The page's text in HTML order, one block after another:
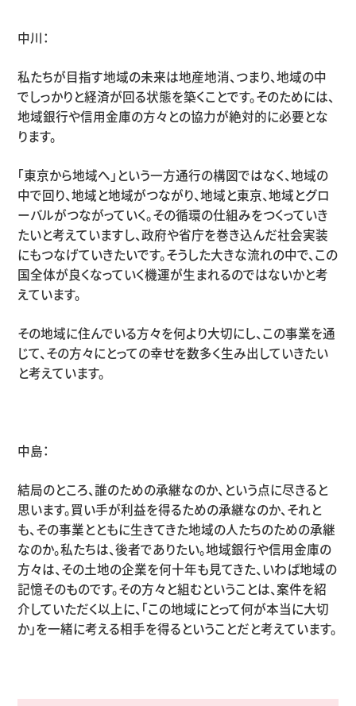
中川：
私たちが目指す地域の未来は地産地消、つまり、地域の中
でしっかりと経済が回る状態を築くことです。そのためには、
地域銀行や信用金庫の方々との協力が絶対的に必要とな
ります。
「東京から地域へ」という一方通行の構図ではなく、地域の
中で回り、地域と地域がつながり、地域と東京、地域とグロ
ーバルがつながっていく。その循環の仕組みをつくっていき
たいと考えていますし、政府や省庁を巻き込んだ社会実装
にもつなげていきたいです。そうした大きな流れの中で、この
国全体が良くなっていく機運が生まれるのではないかと考
えています。
その地域に住んでいる方々を何より大切にし、この事業を通
じて、その方々にとっての幸せを数多く生み出していきたい
と考えています。
中島：
結局のところ、誰のための承継なのか、という点に尽きると
思います。買い手が利益を得るための承継なのか、それと
も、その事業とともに生きてきた地域の人たちのための承継
なのか。私たちは、後者でありたい。地域銀行や信用金庫の
方々は、その土地の企業を何十年も見てきた、いわば地域の
記憶そのものです。その方々と組むということは、案件を紹
介していただく以上に、「この地域にとって何が本当に大切
か」を一緒に考える相手を得るということだと考えています。